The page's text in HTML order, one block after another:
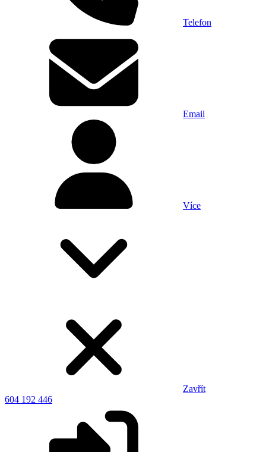
Telefon
Email
Více
Zavřít
604 192 446